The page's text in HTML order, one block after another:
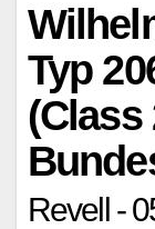
Typ
(Class
Revell -